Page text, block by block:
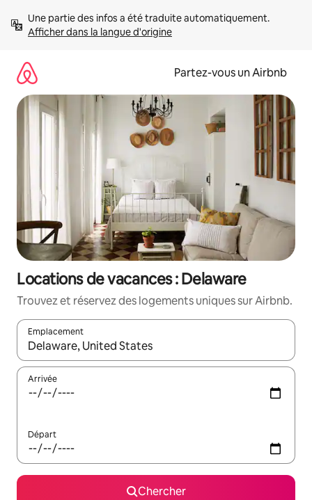
directement
Afficher dans la langue d'origine
Partez-vous un Airbnb
Locations de vacances : Delaware
Trouvez et réservez des logements uniques sur Airbnb.
Emplacement
Quand les résultats sont affichés, parcourez-les en utilisant
Arrivée
Départ
Chercher